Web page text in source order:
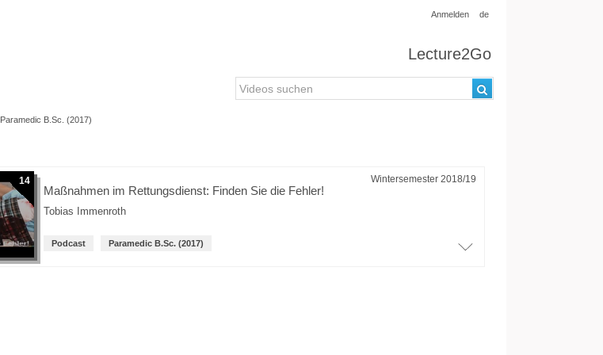
Anmelden de
Lecture2Go
Paramedic B.Sc. (2017)
14 Wintersemester 2018/19
Maßnahmen im Rettungsdienst: Finden Sie die Fehler!
Tobias Immenroth
Podcast Paramedic B.Sc. (2017)